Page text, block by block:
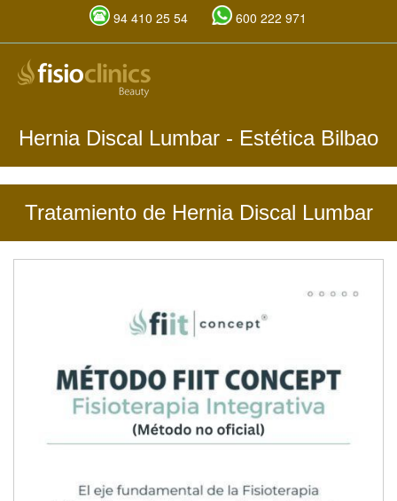
Pasar
principal
94 410 25 54 600 222 971
Hernia Discal Lumbar - Estética Bilbao
Tratamiento de Hernia Discal Lumbar